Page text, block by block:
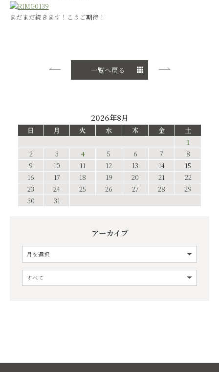
まだまだ続きます！こうご期待！
一覧へ戻る
2026年8月
日 月 火 水 木 金
土
1
2
3 4 5 6 7
8
9
10 11 12 13 14
15
16
17 18 19 20 21
22
23
24 25 26 27 28
29
30
31
アーカイブ